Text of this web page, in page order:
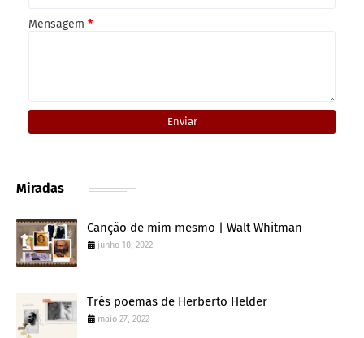
Mensagem *
Miradas
Canção de mim mesmo | Walt Whitman
junho 10, 2022
Três poemas de Herberto Helder
maio 27, 2022